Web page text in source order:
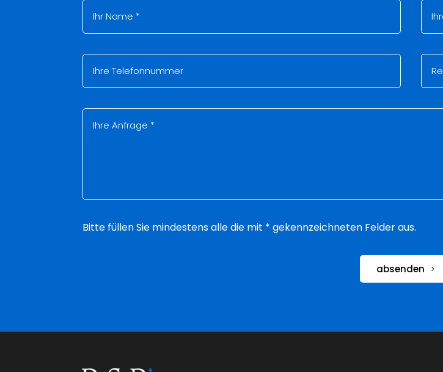
Bitte füllen Sie mindestens alle die mit * gekennzeichneten Felder aus.
absenden